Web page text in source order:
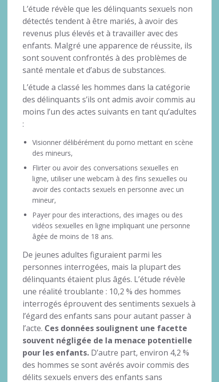
L’étude révèle que les délinquants sexuels non
détectés tendent à être mariés, à avoir des
revenus plus élevés et à travailler avec des
enfants. Malgré une apparence de réussite, ils
sont souvent confrontés à des problèmes de
santé mentale et d’abus de substances.
L’étude a classé les hommes dans la catégorie
des délinquants s’ils ont admis avoir commis au
moins l’un des actes suivants en tant qu’adultes
:
Visionner délibérément du porno mettant en scène
des mineurs,
Flirter ou avoir des conversations sexuelles en
ligne, utiliser une webcam à des fins sexuelles ou
avoir des contacts sexuels en personne avec un
mineur,
Payer pour des interactions, des images ou des
vidéos sexuelles en ligne impliquant une personne
âgée de moins de 18 ans.
De jeunes adultes figuraient parmi les
personnes interrogées, mais la plupart des
délinquants étaient plus âgés. L’étude révèle
une réalité troublante : 10,2 % des hommes
interrogés éprouvent des sentiments sexuels à
l’égard des enfants sans pour autant passer à
l’acte. Ces données soulignent une facette
souvent négligée de la menace potentielle
pour les enfants. D’autre part, environ 4,2 %
des hommes se sont avérés avoir commis des
délits sexuels envers des enfants sans